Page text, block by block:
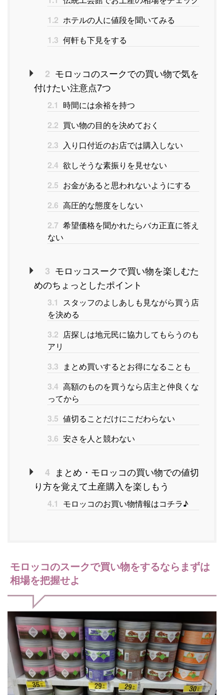
1.2 ホテルの人に値段を聞いてみる
1.3 何軒も下見をする
2 モロッコのスークでの買い物で気を
付けたい注意点7つ
2.1 時間には余裕を持つ
2.2 買い物の目的を決めておく
2.3 入り口付近のお店では購入しない
2.4 欲しそうな素振りを見せない
2.5 お金があると思われないようにする
2.6 高圧的な態度をしない
2.7 希望価格を聞かれたらバカ正直に答え
ない
3 モロッコスークで買い物を楽しむた
めのちょっとしたポイント
3.1 スタッフのよしあしも見ながら買う店
を決める
3.2 店探しは地元民に協力してもらうのも
アリ
3.3 まとめ買いするとお得になることも
3.4 高額のものを買うなら店主と仲良くな
ってから
3.5 値切ることだけにこだわらない
3.6 安さを人と競わない
4 まとめ・モロッコの買い物での値切
り方を覚えて土産購入を楽しもう
4.1 モロッコのお買い物情報はコチラ♪
モロッコのスークで買い物をするならまずは
相場を把握せよ